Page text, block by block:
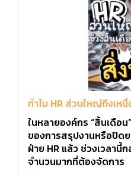
ทำไม HR ส่วนใหญ่ถึงเห
ในหลายองค์กร “สิ้นเดือน
ของการสรุปงานหรือปิด
ฝ่าย HR แล้ว ช่วงเวลานี้
จำนวนมากที่ต้องจัดการ